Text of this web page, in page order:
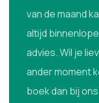
van de maand
altijd
advies. Wil je
ander moment
boek dan bij